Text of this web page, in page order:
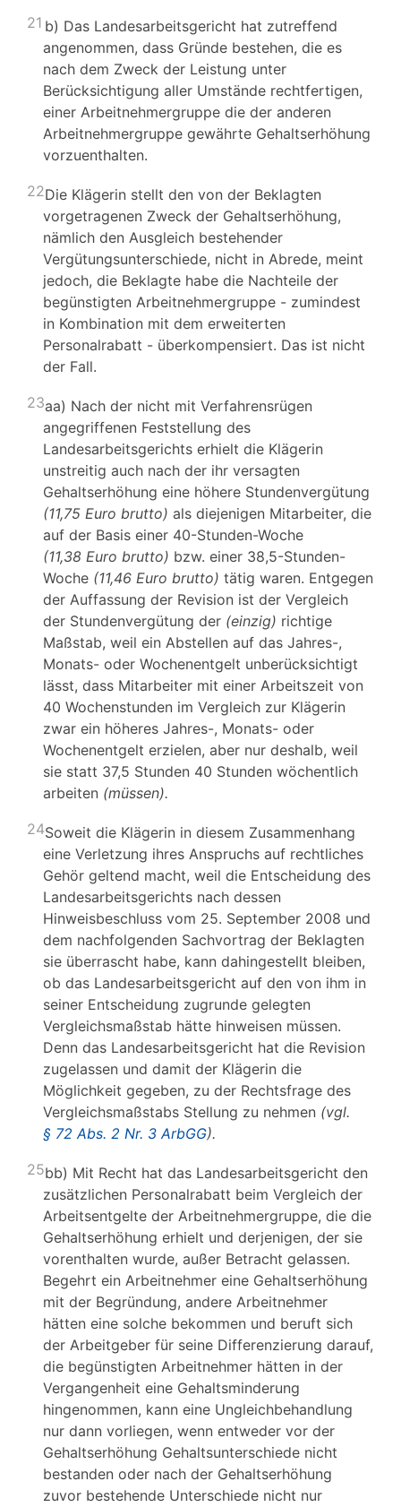
21 b) Das Landesarbeitsgericht hat zutreffend
angenommen, dass Gründe bestehen, die es
nach dem Zweck der Leistung unter
Berücksichtigung aller Umstände rechtfertigen,
einer Arbeitnehmergruppe die der anderen
Arbeitnehmergruppe gewährte Gehaltserhöhung
vorzuenthalten.
22Die Klägerin stellt den von der Beklagten
vorgetragenen Zweck der Gehaltserhöhung,
nämlich den Ausgleich bestehender
Vergütungsunterschiede, nicht in Abrede, meint
jedoch, die Beklagte habe die Nachteile der
begünstigten Arbeitnehmergruppe - zumindest
in Kombination mit dem erweiterten
Personalrabatt - überkompensiert. Das ist nicht
der Fall.
23aa) Nach der nicht mit Verfahrensrügen
angegriffenen Feststellung des
Landesarbeitsgerichts erhielt die Klägerin
unstreitig auch nach der ihr versagten
Gehaltserhöhung eine höhere Stundenvergütung
(11,75 Euro brutto) als diejenigen Mitarbeiter, die
auf der Basis einer 40-Stunden-Woche
(11,38 Euro brutto) bzw. einer 38,5-Stunden-
Woche (11,46 Euro brutto) tätig waren. Entgegen
der Auffassung der Revision ist der Vergleich
der Stundenvergütung der (einzig) richtige
Maßstab, weil ein Abstellen auf das Jahres-,
Monats- oder Wochenentgelt unberücksichtigt
lässt, dass Mitarbeiter mit einer Arbeitszeit von
40 Wochenstunden im Vergleich zur Klägerin
zwar ein höheres Jahres-, Monats- oder
Wochenentgelt erzielen, aber nur deshalb, weil
sie statt 37,5 Stunden 40 Stunden wöchentlich
arbeiten (müssen).
24Soweit die Klägerin in diesem Zusammenhang
eine Verletzung ihres Anspruchs auf rechtliches
Gehör geltend macht, weil die Entscheidung des
Landesarbeitsgerichts nach dessen
Hinweisbeschluss vom 25. September 2008 und
dem nachfolgenden Sachvortrag der Beklagten
sie überrascht habe, kann dahingestellt bleiben,
ob das Landesarbeitsgericht auf den von ihm in
seiner Entscheidung zugrunde gelegten
Vergleichsmaßstab hätte hinweisen müssen.
Denn das Landesarbeitsgericht hat die Revision
zugelassen und damit der Klägerin die
Möglichkeit gegeben, zu der Rechtsfrage des
Vergleichsmaßstabs Stellung zu nehmen (vgl.
§ 72 Abs. 2 Nr. 3 ArbGG).
25bb) Mit Recht hat das Landesarbeitsgericht den
zusätzlichen Personalrabatt beim Vergleich der
Arbeitsentgelte der Arbeitnehmergruppe, die die
Gehaltserhöhung erhielt und derjenigen, der sie
vorenthalten wurde, außer Betracht gelassen.
Begehrt ein Arbeitnehmer eine Gehaltserhöhung
mit der Begründung, andere Arbeitnehmer
hätten eine solche bekommen und beruft sich
der Arbeitgeber für seine Differenzierung darauf,
die begünstigten Arbeitnehmer hätten in der
Vergangenheit eine Gehaltsminderung
hingenommen, kann eine Ungleichbehandlung
nur dann vorliegen, wenn entweder vor der
Gehaltserhöhung Gehaltsunterschiede nicht
bestanden oder nach der Gehaltserhöhung
zuvor bestehende Unterschiede nicht nur